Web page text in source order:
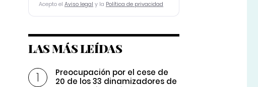
Acepto el Aviso legal y la Política de privacidad
LAS MÁS LEÍDAS
Preocupación por el cese de
20 de los 33 dinamizadores de